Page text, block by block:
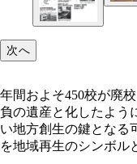
ディアレッ
体育館の1
一番人気は
もともと給
校庭スペー
次へ
年間およそ450校が廃
負の遺産と化したよう
い地方創生の鍵となる
を地域再生のシンボル